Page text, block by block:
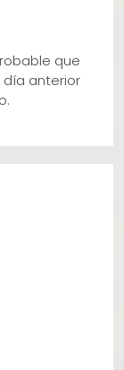
que
anterior